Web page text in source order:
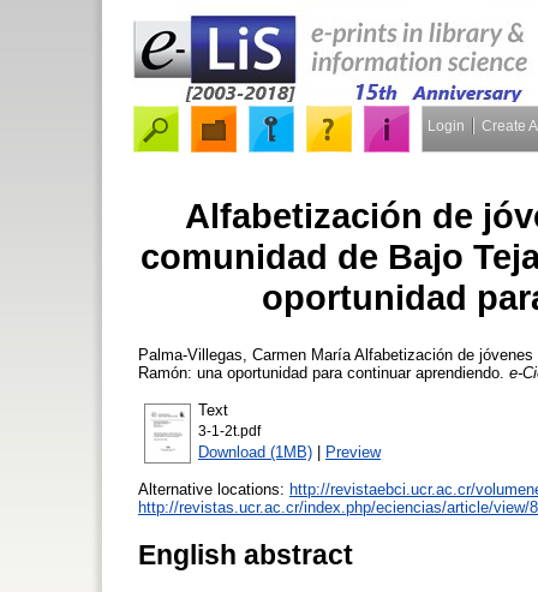
Login Create
Alfabetización de
comunidad de Bajo
oportunidad
Palma-Villegas, Carmen María Alfabetización de
Ramón: una oportunidad para continuar aprendiendo. e-
Text
3-1-2t.pdf
Download (1MB) | Preview
Alternative locations: http://revistaebci.ucr.ac.cr/
http://revistas.ucr.ac.cr/index.php/eciencias/article/view/
English abstract